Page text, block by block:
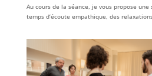
Au cours de la séance, je vous propose
temps d’écoute empathique, des